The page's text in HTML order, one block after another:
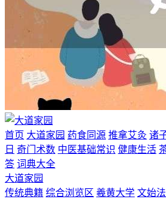
首页 大道家园 药食同源 推拿艾灸 诸
日 奇门术数 中医基础常识 健康生活
答 词典大全
大道家园
传统典籍 综合浏览区 羲黄大学 文始